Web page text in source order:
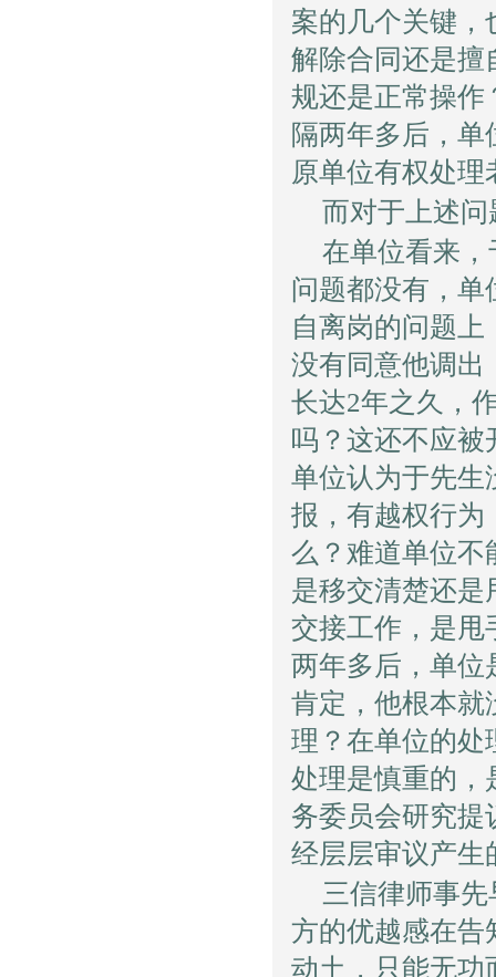
案的几个关键，
解除合同还是擅
规还是正常操作
隔两年多后，
原单位有权处
而对于上述
在单位看来
问题都没有，单
自离岗的问题
没有同意他调出
长达2年之久，
吗？这还不应
单位认为于先生
报，有越权行为
么？难道单位不
是移交清楚还是
交接工作，是甩
两年多后，单位
肯定，他根本就
理？在单位的处
处理是慎重的，
务委员会研究提
经层层审议产生
三信律师事
方的优越感在告
动土，只能无功